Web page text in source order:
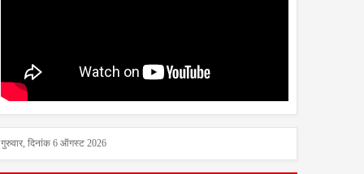
गुरुवार, दिनांक 6 ऑगस्ट 2026